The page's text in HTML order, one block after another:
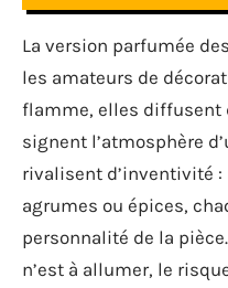
La version parfumée
les amateurs de
flamme, elles diffusent
signent l’atmosphère
rivalisent d’inventivité
agrumes ou épices,
personnalité de la
n’est à allumer, le